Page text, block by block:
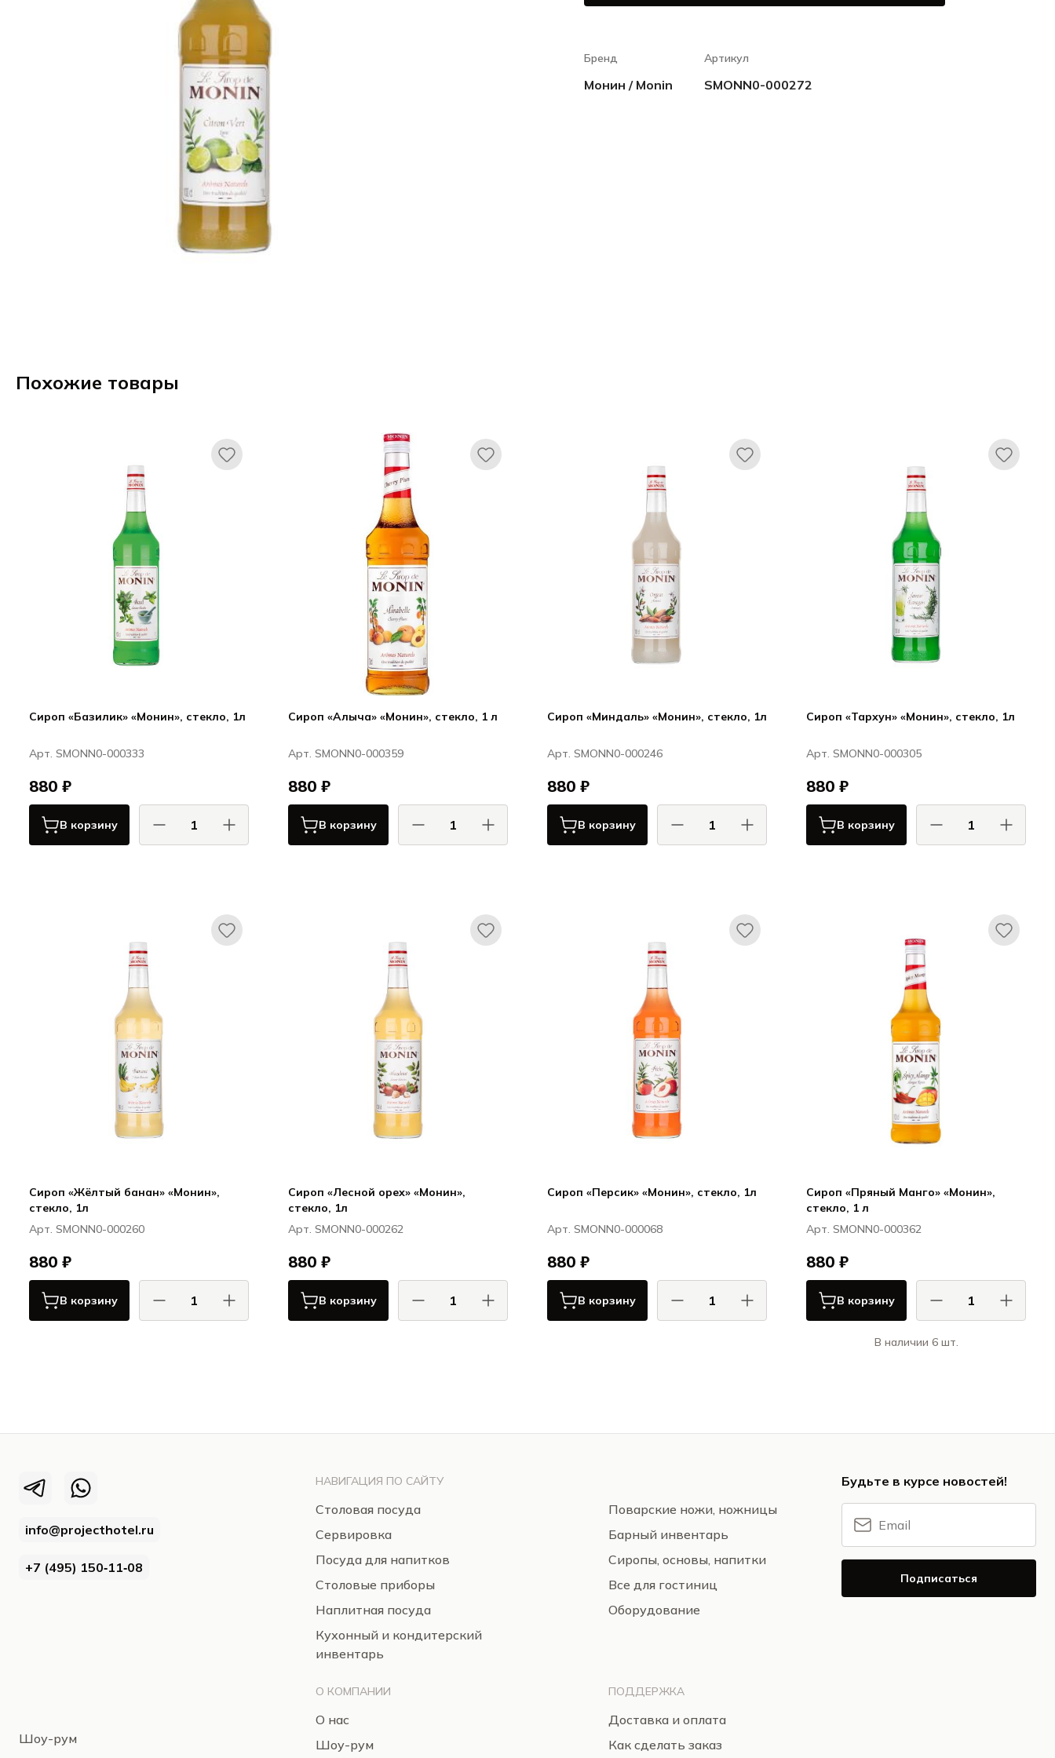
Бренд
Монин / Monin
Артикул
SMONN0-000272
Похожие товары
Сироп «Базилик» «Монин», стекло, 1л
Арт. SMONN0-000333
880 ₽
В корзину
Сироп «Алыча» «Монин», стекло, 1 л
Арт. SMONN0-000359
880 ₽
В корзину
Сироп «Миндаль» «Монин», стекло, 1л
Арт. SMONN0-000246
880 ₽
В корзину
Сироп «Тархун» «Монин», стекло, 1л
Арт. SMONN0-000305
880 ₽
В корзину
Сироп «Жёлтый банан» «Монин»,
стекло, 1л
Арт. SMONN0-000260
880 ₽
В корзину
Сироп «Лесной орех» «Монин»,
стекло, 1л
Арт. SMONN0-000262
880 ₽
В корзину
Сироп «Персик» «Монин», стекло, 1л
Арт. SMONN0-000068
880 ₽
В корзину
Сироп «Пряный Манго» «Монин»,
стекло, 1 л
Арт. SMONN0-000362
880 ₽
В корзину
В наличии 6 шт.
info@projecthotel.ru
+7 (495) 150‑11‑08
Шоу-рум
НАВИГАЦИЯ ПО САЙТУ
Столовая посуда
Сервировка
Посуда для напитков
Столовые приборы
Наплитная посуда
Кухонный и кондитерский
инвентарь
Поварские ножи, ножницы
Барный инвентарь
Сиропы, основы, напитки
Все для гостиниц
Оборудование
О КОМПАНИИ
О нас
Шоу-рум
ПОДДЕРЖКА
Доставка и оплата
Как сделать заказ
Будьте в курсе новостей!
Подписаться